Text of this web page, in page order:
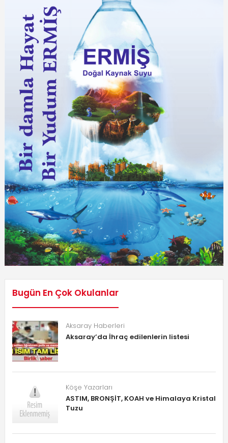
Bugün En Çok Okulanlar
Aksaray Haberleri
Aksaray’da İhraç edilenlerin listesi
Köşe Yazarları
ASTIM, BRONŞİT, KOAH ve Himalaya Kristal
Tuzu